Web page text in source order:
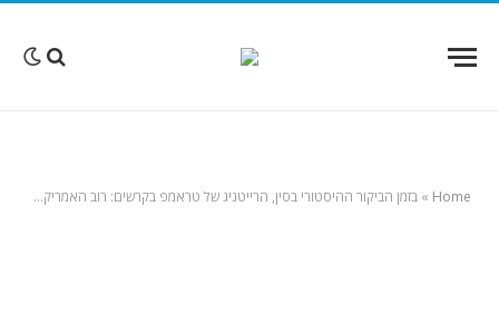
Home
» בזמן הביקור ההיסטורי בסין, הרייטניג של טראמפ בקרשים: רוב האמריקאים לא מרוצים מתפקודו, במיוחד בכלכלה